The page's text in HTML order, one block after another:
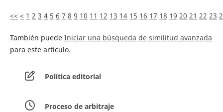
<< < 1 2 3 4 5 6 7 8 9 10 11 12 13 14 15 16 17 18 19 20 21 22 23
También puede Iniciar una búsqueda de similitud avanzada
para este artículo.
Política editorial
Proceso de arbitraje